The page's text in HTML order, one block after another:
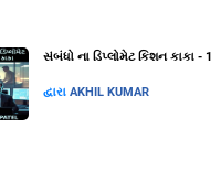
સંબંધો ના ડિપ્લોમેટ કિશન કાકા - 1
દ્વારા AKHIL KUMAR